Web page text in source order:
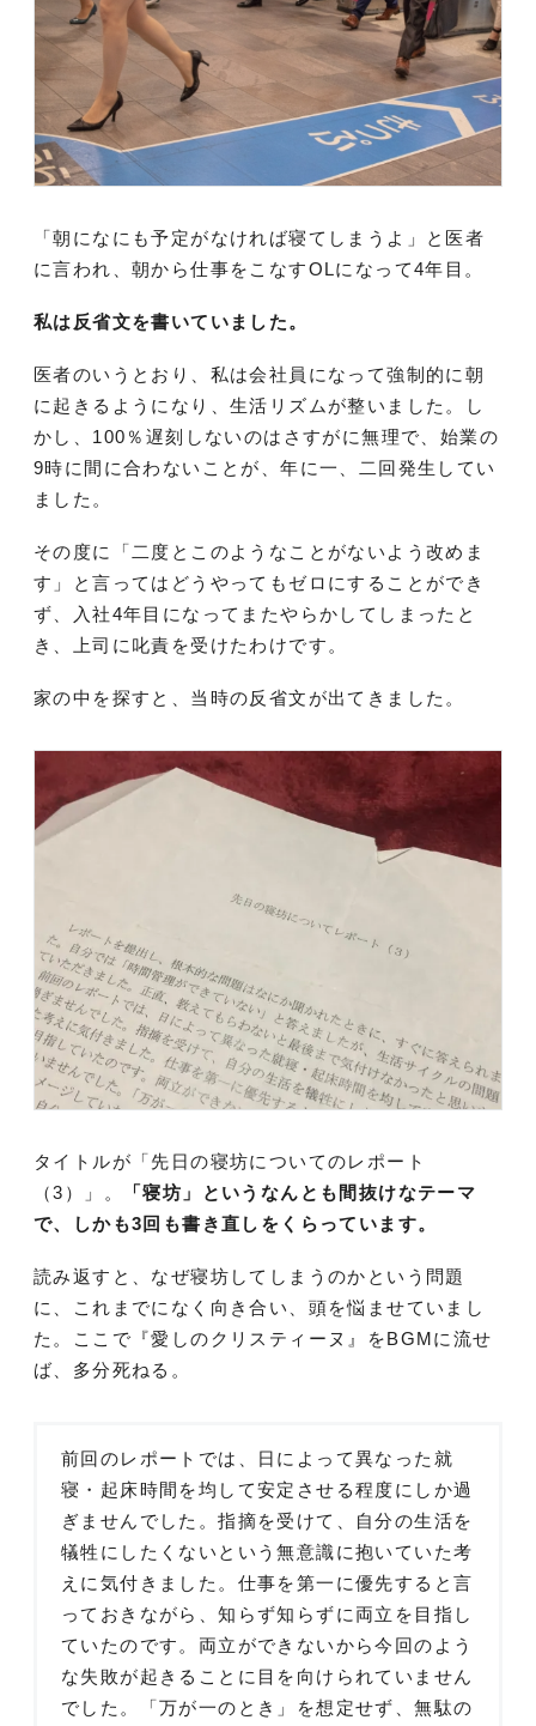
「朝になにも予定がなければ寝てしまうよ」と医者
に言われ、朝から仕事をこなすOLになって4年目。
私は反省文を書いていました。
医者のいうとおり、私は会社員になって強制的に朝
に起きるようになり、生活リズムが整いました。し
かし、100％遅刻しないのはさすがに無理で、始業の
9時に間に合わないことが、年に一、二回発生してい
ました。
その度に「二度とこのようなことがないよう改めま
す」と言ってはどうやってもゼロにすることができ
ず、入社4年目になってまたやらかしてしまったと
き、上司に叱責を受けたわけです。
家の中を探すと、当時の反省文が出てきました。
タイトルが「先日の寝坊についてのレポート
（3）」。
「寝坊」というなんとも間抜けなテーマ
で、しかも3回も書き直しをくらっています。
読み返すと、なぜ寝坊してしまうのかという問題
に、これまでになく向き合い、頭を悩ませていまし
た。ここで『愛しのクリスティーヌ』をBGMに流せ
ば、多分死ねる。
前回のレポートでは、日によって異なった就
寝・起床時間を均して安定させる程度にしか過
ぎませんでした。指摘を受けて、自分の生活を
犠牲にしたくないという無意識に抱いていた考
えに気付きました。仕事を第一に優先すると言
っておきながら、知らず知らずに両立を目指し
ていたのです。両立ができないから今回のよう
な失敗が起きることに目を向けられていません
でした。「万が一のとき」を想定せず、無駄の